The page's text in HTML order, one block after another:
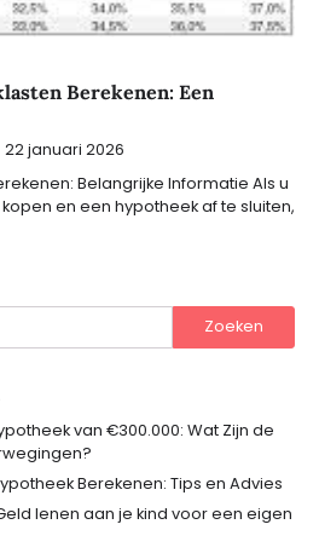
Berekenen: Een
22 januari 2026
Belangrijke Informatie Als u
en een hypotheek af te sluiten,
Zoeken
van €300.000: Wat Zijn de
Berekenen: Tips en Advies
lenen aan je kind voor een eigen